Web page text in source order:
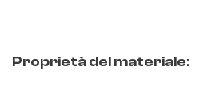
Proprietà del materiale: